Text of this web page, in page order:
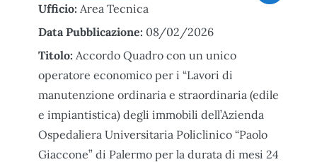
Ufficio: Area Tecnica
Data Pubblicazione: 08/02/2026
Titolo: Accordo Quadro con un unico
operatore economico per i “Lavori di
manutenzione ordinaria e straordinaria (edile
e impiantistica) degli immobili dell’Azienda
Ospedaliera Universitaria Policlinico “Paolo
Giaccone” di Palermo per la durata di mesi 24